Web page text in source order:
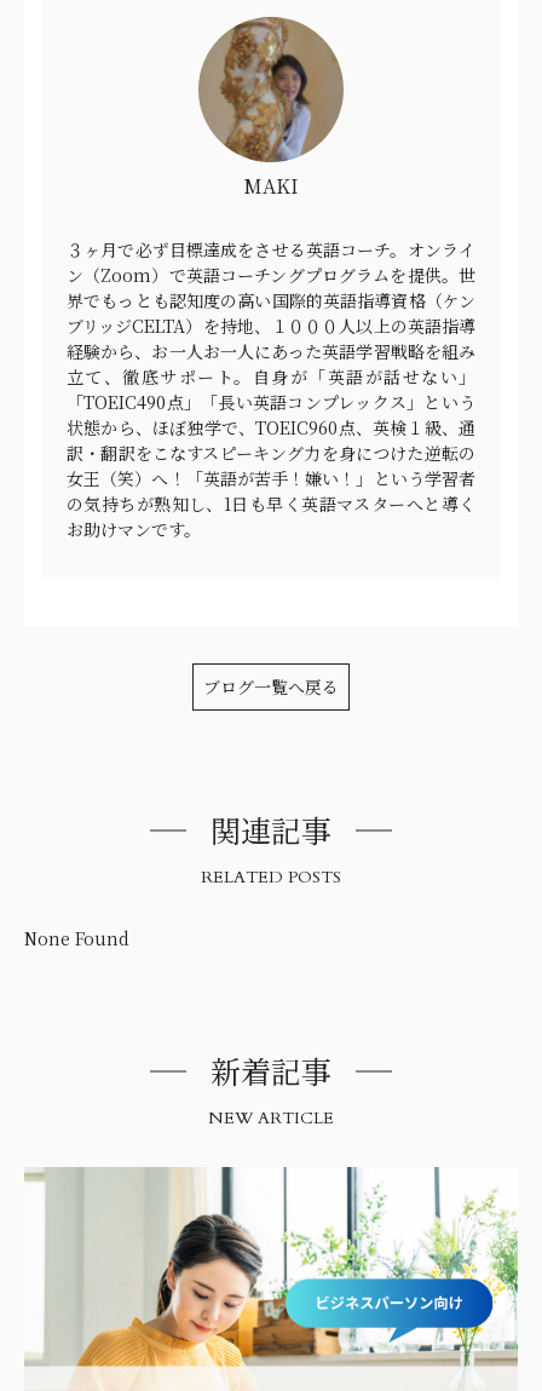
MAKI
３ヶ月で必ず目標達成をさせる英語コーチ。オンライ
ン（Zoom）で英語コーチングプログラムを提供。世
界でもっとも認知度の高い国際的英語指導資格（ケン
ブリッジCELTA）を持地、１０００人以上の英語指導
経験から、お一人お一人にあった英語学習戦略を組み
立て、徹底サポート。自身が「英語が話せない」
「TOEIC490点」「長い英語コンプレックス」という
状態から、ほぼ独学で、TOEIC960点、英検１級、通
訳・翻訳をこなすスピーキング力を身につけた逆転の
女王（笑）へ！「英語が苦手！嫌い！」という学習者
の気持ちが熟知し、1日も早く英語マスターへと導く
お助けマンです。
ブログ一覧へ戻る
関連記事
RELATED POSTS
None Found
新着記事
NEW ARTICLE